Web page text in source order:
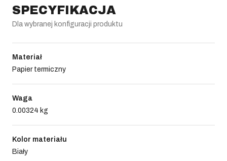
SPECYFIKACJA
Dla wybranej konfiguracji produktu
Materiał
Papier termiczny
Waga
0.00324 kg
Kolor materiału
Biały